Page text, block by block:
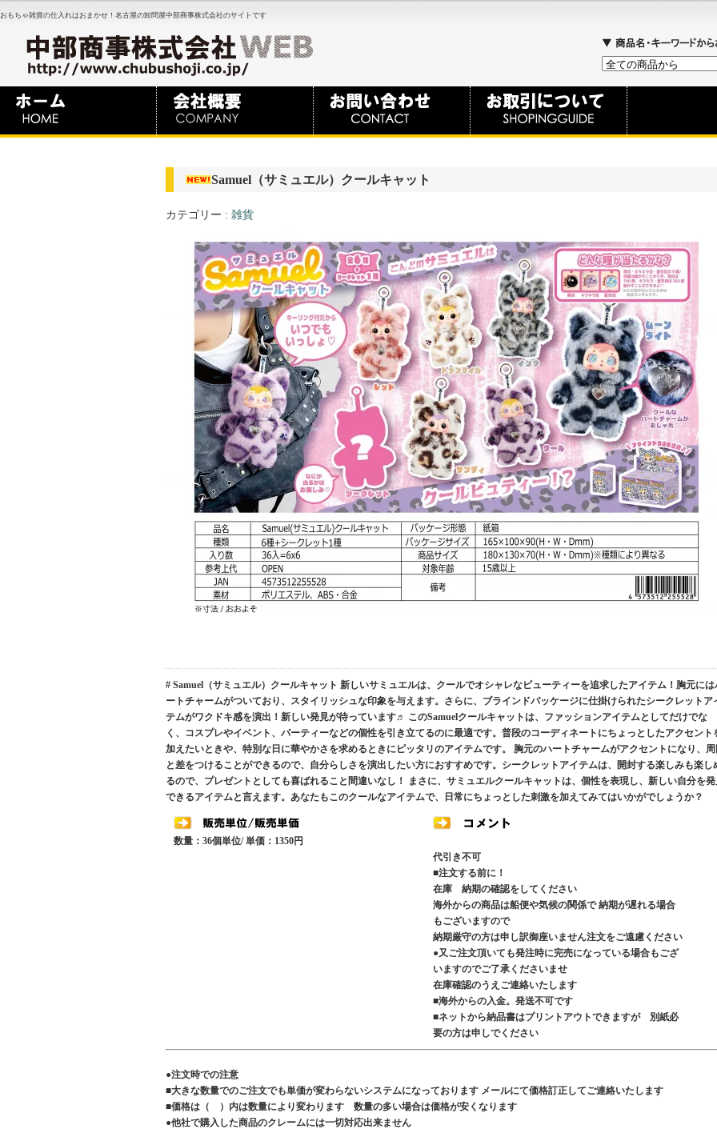
おもちゃ雑貨の仕入れはおまかせ！名古屋の卸問屋中部商事株式会社のサイトです
Samuel（サミュエル）クールキャット
カテゴリー : 雑貨
# Samuel（サミュエル）クールキャット 新しいサミュエルは、クールでオシャレなビューティーを追求したアイテム！胸元には
ートチャームがついており、スタイリッシュな印象を与えます。さらに、ブラインドパッケージに仕掛けられたシークレットア
テムがワクドキ感を演出！新しい発見が待っています♬ このSamuelクールキャットは、ファッションアイテムとしてだけでな
く、コスプレやイベント、パーティーなどの個性を引き立てるのに最適です。普段のコーディネートにちょっとしたアクセント
加えたいときや、特別な日に華やかさを求めるときにピッタリのアイテムです。 胸元のハートチャームがアクセントになり、
と差をつけることができるので、自分らしさを演出したい方におすすめです。シークレットアイテムは、開封する楽しみも楽し
るので、プレゼントとしても喜ばれること間違いなし！ まさに、サミュエルクールキャットは、個性を表現し、新しい自分を
できるアイテムと言えます。あなたもこのクールなアイテムで、日常にちょっとした刺激を加えてみてはいかがでしょうか？
数量：36個単位/ 単価：1350円
代引き不可
■注文する前に！
在庫 納期の確認をしてください
海外からの商品は船便や気候の関係で 納期が遅れる場合
もございますので
納期厳守の方は申し訳御座いません注文をご遠慮ください
●又ご注文頂いても発注時に完売になっている場合もござ
いますのでご了承くださいませ
在庫確認のうえご連絡いたします
■海外からの入金。発送不可です
■ネットから納品書はプリントアウトできますが 別紙必
要の方は申しでください
●注文時での注意
■大きな数量でのご注文でも単価が変わらないシステムになっております メールにて価格訂正してご連絡いたします
■価格は（ ）内は数量により変わります 数量の多い場合は価格が安くなります
●他社で購入した商品のクレームには一切対応出来ません